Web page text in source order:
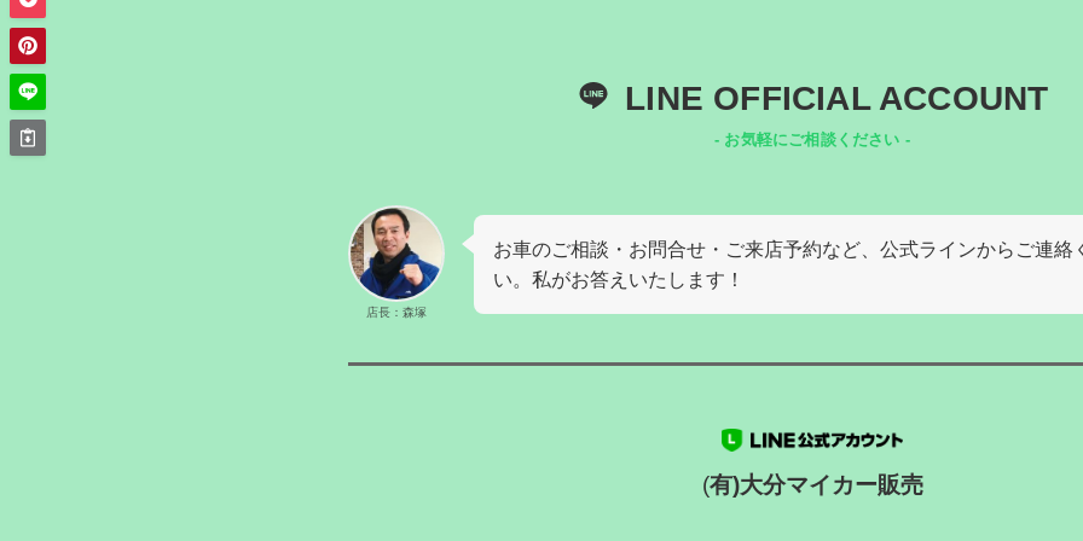
LINE OFFICIAL ACCOUNT
- お気軽にご相談ください -
店長：森塚
お車のご相談・お問合せ・ご来店予約など、公式ラインからご連絡
い。私がお答えいたします！
(有)大分マイカー販売